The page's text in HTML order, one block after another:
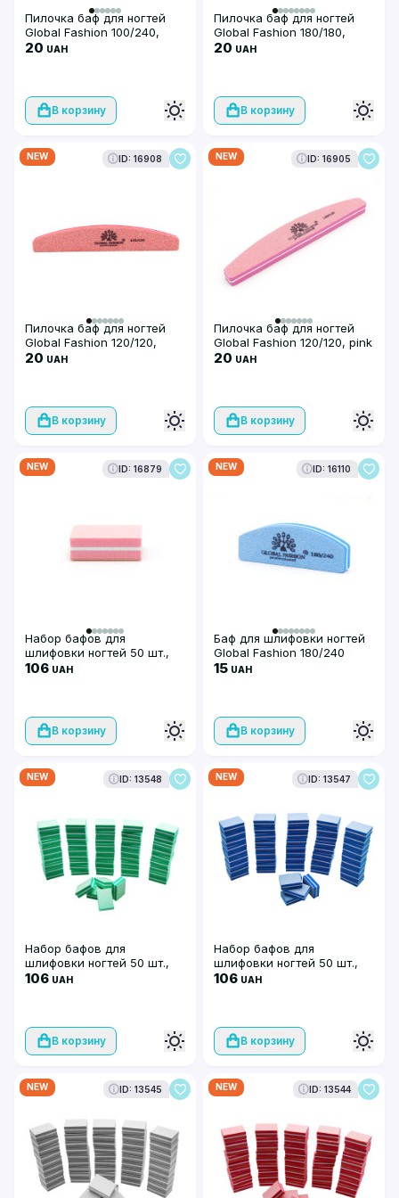
Пилочка баф для ногтей
Global Fashion 100/240,
green
20 UAH
В корзину
Пилочка баф для ногтей
Global Fashion 180/180,
green
20 UAH
В корзину
NEW ID: 16908
Пилочка баф для ногтей
Global Fashion 120/120,
coral
20 UAH
В корзину
NEW ID: 16905
Пилочка баф для ногтей
Global Fashion 120/120, pink
20 UAH
В корзину
NEW ID: 16879
Набор бафов для
шлифовки ногтей 50 шт.,
светло-розовые
106 UAH
В корзину
NEW ID: 16110
Баф для шлифовки ногтей
Global Fashion 180/240
(синий цвет)
15 UAH
В корзину
NEW ID: 13548
Набор бафов для
шлифовки ногтей 50 шт.,
зелёные
106 UAH
В корзину
NEW ID: 13547
Набор бафов для
шлифовки ногтей 50 шт.,
синие
106 UAH
В корзину
NEW ID: 13545 NEW ID: 13544